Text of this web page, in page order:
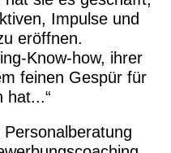
Impulse und
eröffnen.
Know-how, ihrer
feinen Gespür für
hat...